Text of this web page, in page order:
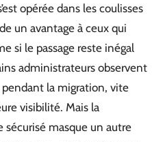
opérée dans les coulisses
un avantage à ceux qui
si le passage reste inégal
administrateurs observent
la migration, vite
visibilité. Mais la
masque un autre